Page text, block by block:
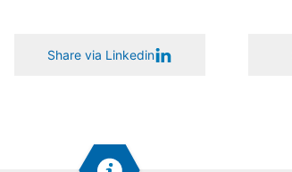
Share via Linkedin